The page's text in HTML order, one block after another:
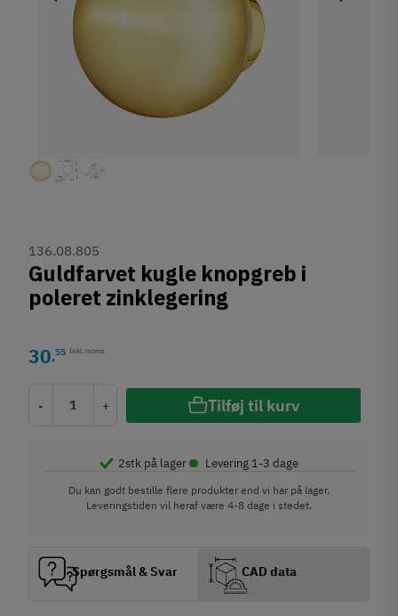
136.08.805
Guldfarvet kugle knopgreb i
poleret zinklegering
30,55 Inkl. moms
- + Tilføj til kurv
2stk på lager• Levering 1-3 dage
Du kan godt bestille flere produkter end vi har på lager.
Leveringstiden vil heraf være 4-8 dage i stedet.
Spørgsmål & Svar CAD data